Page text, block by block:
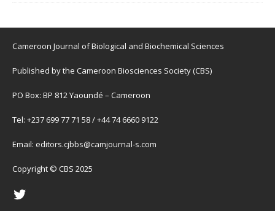
Cameroon Journal of Biological and Biochemical Sciences
Published by the Cameroon Biosciences Society (CBS)
PO Box: BP 812 Yaoundé – Cameroon
Tel: +237 699 77 71 58 / +44 74 6660 9122
Email: editors.cjbbs@camjournal-s.com
Copyright © CBS 2025